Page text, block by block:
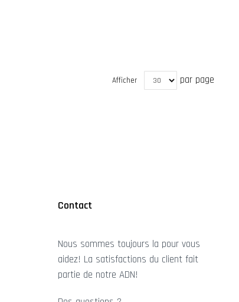
Afficher par page
Contact
Nous sommes toujours la pour vous
aidez! La satisfactions du client fait
partie de notre ADN!